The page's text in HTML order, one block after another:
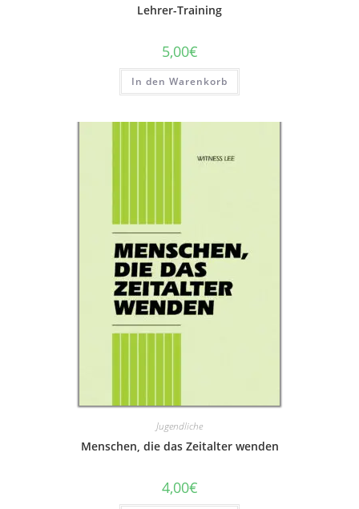
Lehrer-Training
5,00€
In den Warenkorb
Jugendliche
Menschen, die das Zeitalter wenden
4,00€